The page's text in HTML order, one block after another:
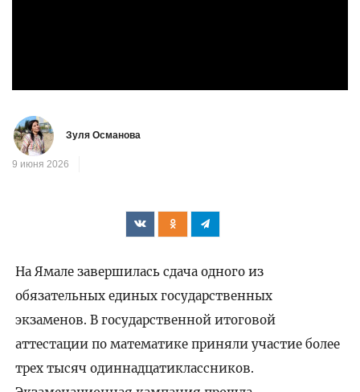
Зуля Османова
9 июня 2026
На Ямале завершилась сдача одного из
обязательных единых государственных
экзаменов. В государственной итоговой
аттестации по математике приняли участие более
трех тысяч одиннадцатиклассников.